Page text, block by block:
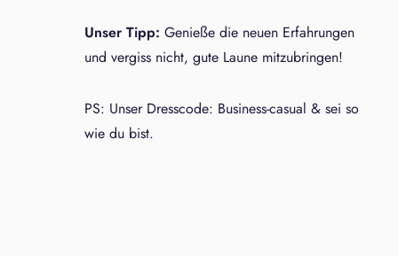
Unser Tipp: Genieße die neuen Erfahrungen
und vergiss nicht, gute Laune mitzubringen!
PS: Unser Dresscode: Business-casual & sei so
wie du bist.